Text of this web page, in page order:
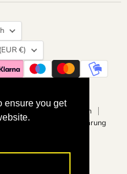
ensure you get
ensure you get
(EUR €)
Widerrufsrecht
Impressum
Barrierefreiheitserklärung
Shopify